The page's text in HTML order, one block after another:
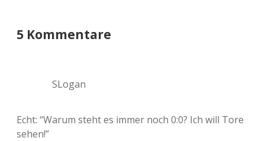
5 Kommentare
SLogan
Echt: “Warum steht es immer noch 0:0? Ich will Tore
sehen!”